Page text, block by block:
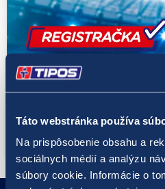
Táto webstránka používa
Na prispôsobenie obsahu a
sociálnych médií a analýzu
súbory cookie. Informácie o